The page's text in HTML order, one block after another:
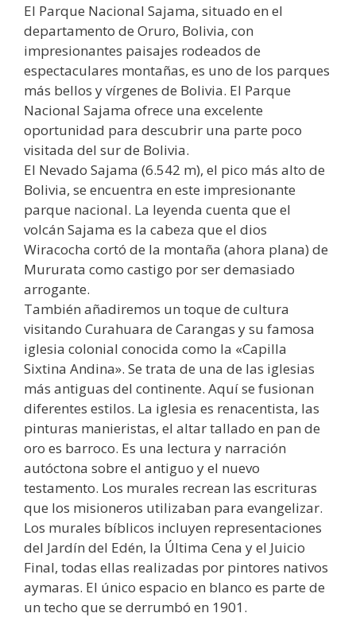
El Parque Nacional Sajama, situado en el
departamento de Oruro, Bolivia, con
impresionantes paisajes rodeados de
espectaculares montañas, es uno de los parques
más bellos y vírgenes de Bolivia. El Parque
Nacional Sajama ofrece una excelente
oportunidad para descubrir una parte poco
visitada del sur de Bolivia.
El Nevado Sajama (6.542 m), el pico más alto de
Bolivia, se encuentra en este impresionante
parque nacional. La leyenda cuenta que el
volcán Sajama es la cabeza que el dios
Wiracocha cortó de la montaña (ahora plana) de
Mururata como castigo por ser demasiado
arrogante.
También añadiremos un toque de cultura
visitando Curahuara de Carangas y su famosa
iglesia colonial conocida como la «Capilla
Sixtina Andina». Se trata de una de las iglesias
más antiguas del continente. Aquí se fusionan
diferentes estilos. La iglesia es renacentista, las
pinturas manieristas, el altar tallado en pan de
oro es barroco. Es una lectura y narración
autóctona sobre el antiguo y el nuevo
testamento. Los murales recrean las escrituras
que los misioneros utilizaban para evangelizar.
Los murales bíblicos incluyen representaciones
del Jardín del Edén, la Última Cena y el Juicio
Final, todas ellas realizadas por pintores nativos
aymaras. El único espacio en blanco es parte de
un techo que se derrumbó en 1901.